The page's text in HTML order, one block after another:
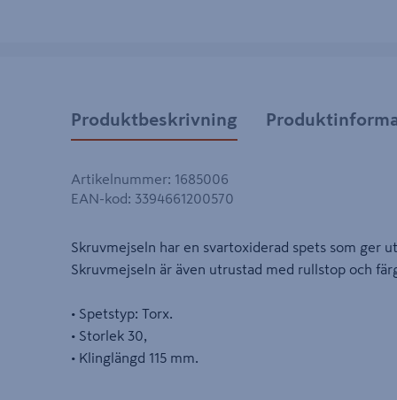
Produktbeskrivning
Artikelnummer: 1685006
EAN-kod: 3394661200570
Skruvmejseln har en svartoxiderad spets som ger
Skruvmejseln är även utrustad med rullstop och
• Spetstyp: Torx.
• Storlek 30,
• Klinglängd 115 mm.